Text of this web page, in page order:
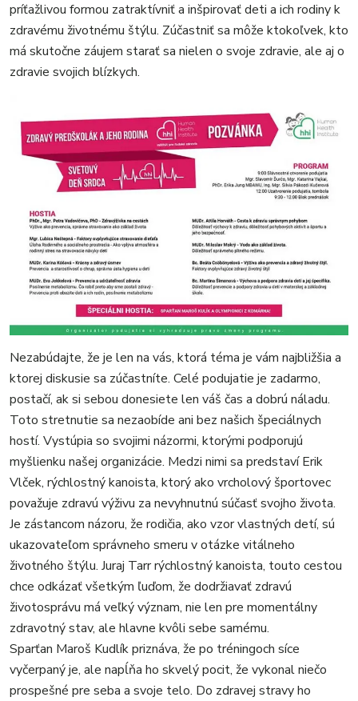
príťažlivou formou zatraktívniť a inšpirovať deti a ich rodiny k
zdravému životnému štýlu. Zúčastniť sa môže ktokoľvek, kto
má skutočne záujem starať sa nielen o svoje zdravie, ale aj o
zdravie svojich blízkych.
Nezabúdajte, že je len na vás, ktorá téma je vám najbližšia a
ktorej diskusie sa zúčastníte. Celé podujatie je zadarmo,
postačí, ak si sebou donesiete len váš čas a dobrú náladu.
Toto stretnutie sa nezaobíde ani bez našich špeciálnych
hostí. Vystúpia so svojimi názormi, ktorými podporujú
myšlienku našej organizácie. Medzi nimi sa predstaví Erik
Vlček, rýchlostný kanoista, ktorý ako vrcholový športovec
považuje zdravú výživu za nevyhnutnú súčasť svojho života.
Je zástancom názoru, že rodičia, ako vzor vlastných detí, sú
ukazovateľom správneho smeru v otázke vitálneho
životného štýlu. Juraj Tarr rýchlostný kanoista, touto cestou
chce odkázať všetkým ľuďom, že dodržiavať zdravú
životosprávu má veľký význam, nie len pre momentálny
zdravotný stav, ale hlavne kvôli sebe samému.
Sparťan Maroš Kudlík priznáva, že po tréningoch síce
vyčerpaný je, ale napĺňa ho skvelý pocit, že vykonal niečo
prospešné pre seba a svoje telo. Do zdravej stravy ho